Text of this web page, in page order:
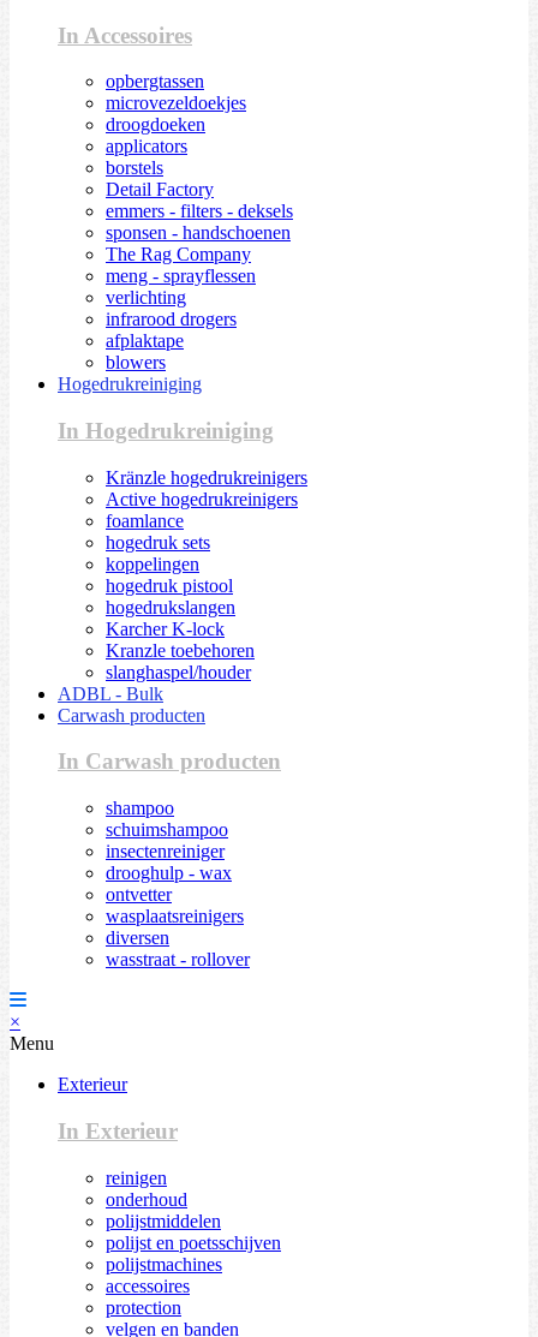
In Accessoires
opbergtassen
microvezeldoekjes
droogdoeken
applicators
borstels
Detail Factory
emmers - filters - deksels
sponsen - handschoenen
The Rag Company
meng - sprayflessen
verlichting
infrarood drogers
afplaktape
blowers
Hogedrukreiniging
In Hogedrukreiniging
Kränzle hogedrukreinigers
Active hogedrukreinigers
foamlance
hogedruk sets
koppelingen
hogedruk pistool
hogedrukslangen
Karcher K-lock
Kranzle toebehoren
slanghaspel/houder
ADBL - Bulk
Carwash producten
In Carwash producten
shampoo
schuimshampoo
insectenreiniger
drooghulp - wax
ontvetter
wasplaatsreinigers
diversen
wasstraat - rollover
×
Menu
Exterieur
In Exterieur
reinigen
onderhoud
polijstmiddelen
polijst en poetsschijven
polijstmachines
accessoires
protection
velgen en banden